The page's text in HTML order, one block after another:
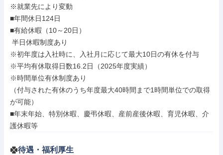
※就業先により変動
■年間休日124日
■有給休暇（10～20日）
※初年度は入社時に、入社月に応じて最大10日の有休を付与
※平均有休取得日数16.2日（2025年度実績）
※時間単位有休制度あり
（付与された有休のうち年度最大40時間まで1時間単位での取得
が可能）
■年末年始、特別休暇、慶弔休暇、産前産後休暇、育児休暇、介
護休暇等
待遇・福利厚生